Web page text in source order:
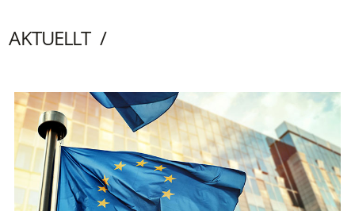
AKTUELLT